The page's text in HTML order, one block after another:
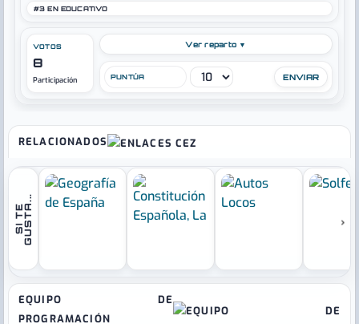
#3 EN EDUCATIVO
VOTOS
8
Participación
Ver reparto ▼
PUNTÚA
RELACIONADOS
S
I
T
E
G
U
S
T
A
.
.. ›
EQUIPO DE
PROGRAMACIÓN